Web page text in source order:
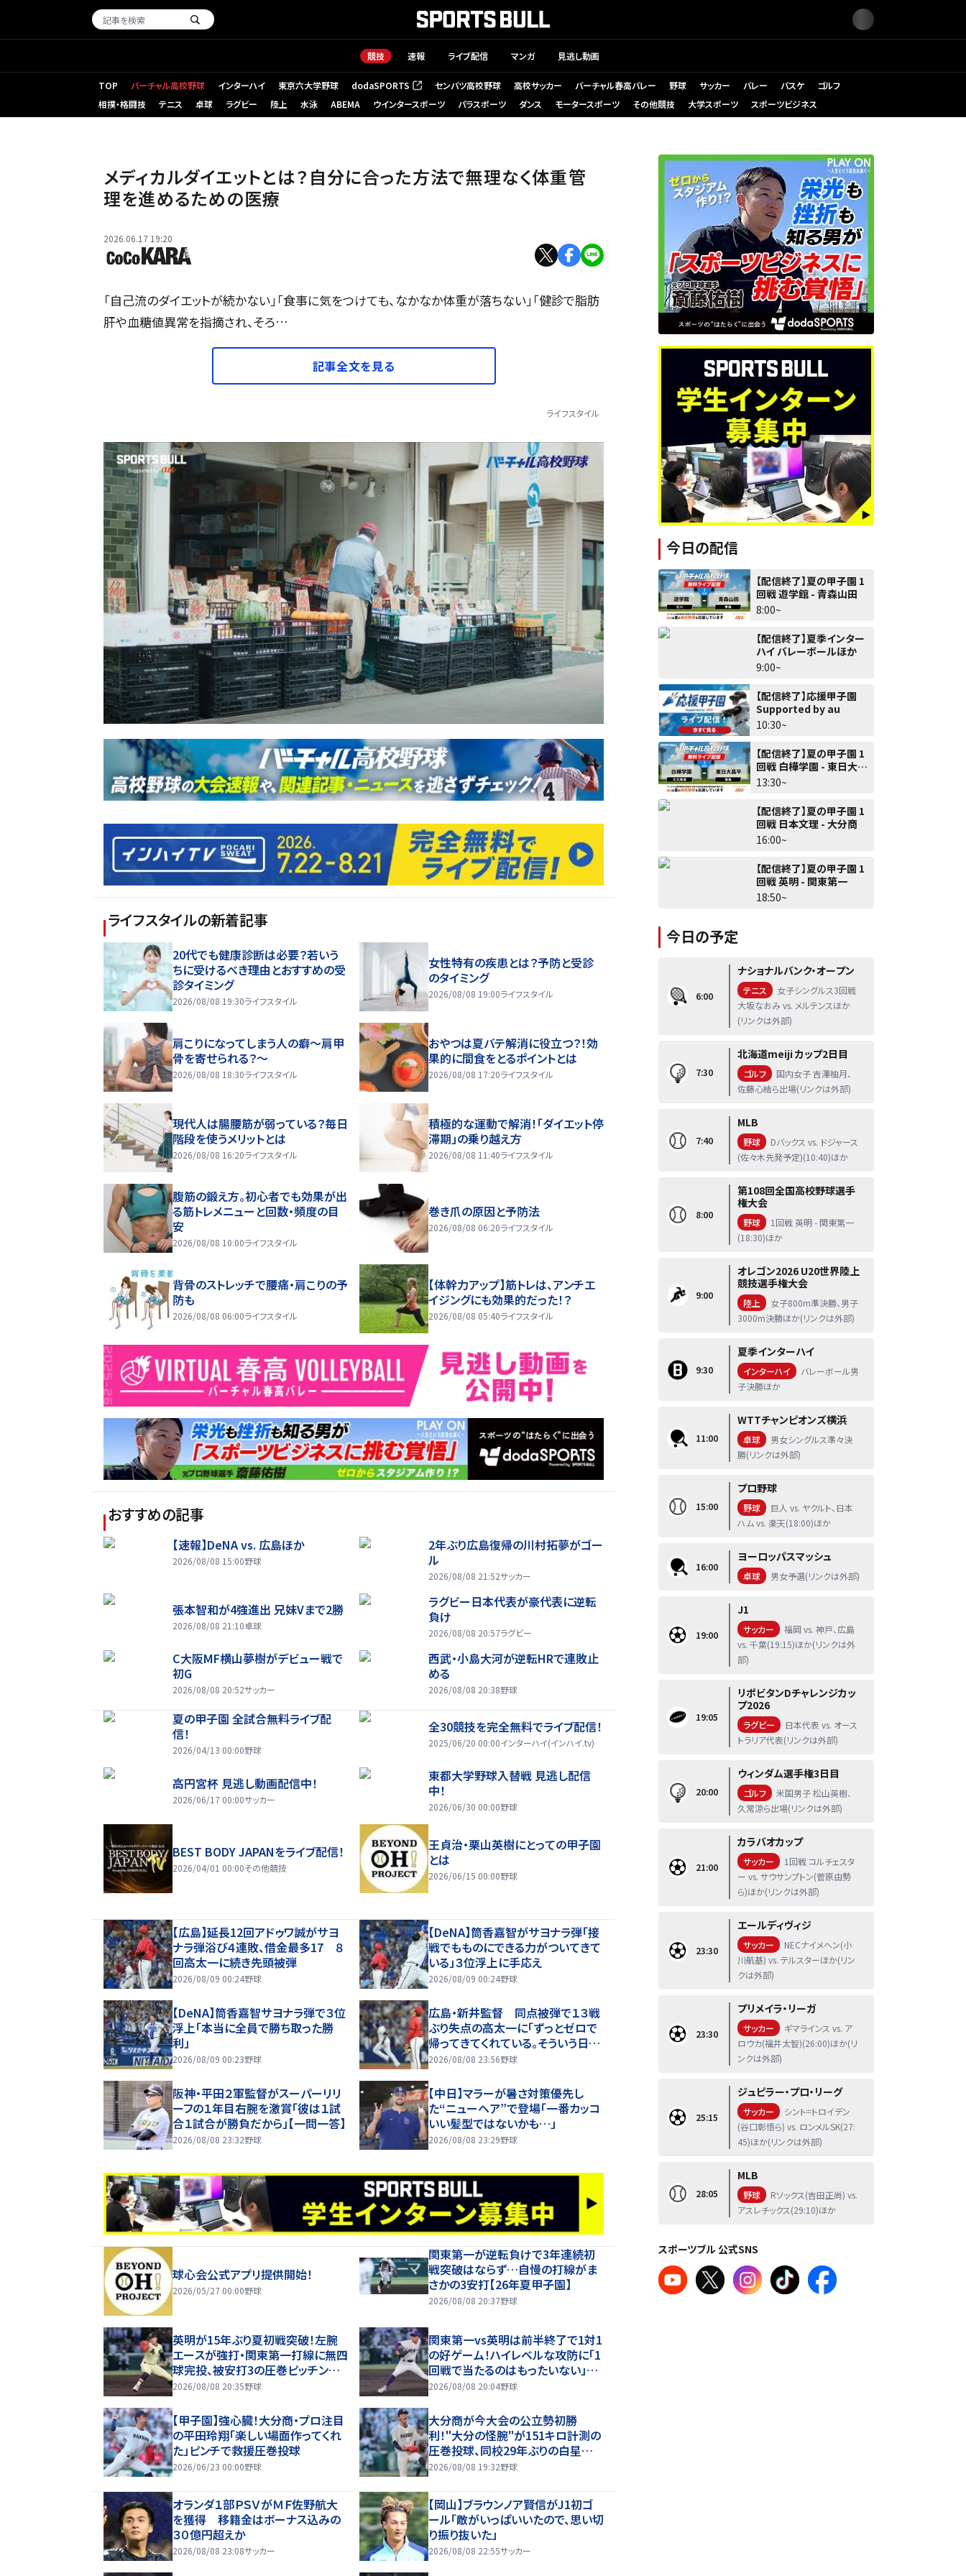
競技 速報 ライブ配信 マンガ 見逃し動画
TOP バーチャル高校野球 インターハイ 東京六大学野球 dodaSPORTS
（新しいタブで開く） センバツ高校野球 高校サッカー バーチャル春高バレー 野球 サッカー バレー バスケ
ゴルフ
相撲・格闘技
テニス 卓球 ラグビー 陸上 水泳 ABEMA ウインタースポーツ パラスポーツ ダンス モータースポーツ その他競技 大学スポーツ スポーツビジネス
メディカルダイエットとは？自分に合った方法で無理なく体重管
理を進めるための医療
2026.06.17 19:20
「自己流のダイエットが続かない」「食事に気をつけても、なかなか体重が落ちない」「健診で脂肪
肝や血糖値異常を指摘され、そろ…
記事全文を見る
ライフスタイル
ライフスタイルの新着記事
20代でも健康診断は必要？若いう
ちに受けるべき理由とおすすめの受
診タイミング
2026/08/08 19:30ライフスタイル
女性特有の疾患とは？予防と受診
のタイミング
2026/08/08 19:00ライフスタイル
肩こりになってしまう人の癖～肩甲
骨を寄せられる？～
2026/08/08 18:30ライフスタイル
おやつは夏バテ解消に役立つ？！効
果的に間食をとるポイントとは
2026/08/08 17:20ライフスタイル
現代人は腸腰筋が弱っている？毎日
階段を使うメリットとは
2026/08/08 16:20ライフスタイル
積極的な運動で解消！「ダイエット停
滞期」の乗り越え方
2026/08/08 11:40ライフスタイル
腹筋の鍛え方。初心者でも効果が出
る筋トレメニューと回数・頻度の目
安
2026/08/08 10:00ライフスタイル
巻き爪の原因と予防法
2026/08/08 06:20ライフスタイル
背骨のストレッチで腰痛・肩こりの予
防も
2026/08/08 06:00ライフスタイル
【体幹力アップ】筋トレは、アンチエ
イジングにも効果的だった！？
2026/08/08 05:40ライフスタイル
おすすめの記事
【速報】DeNA vs. 広島ほか
2026/08/08 15:00野球
2年ぶり広島復帰の川村拓夢がゴー
ル
2026/08/08 21:52サッカー
張本智和が4強進出 兄妹Vまで2勝
2026/08/08 21:10卓球
ラグビー日本代表が豪代表に逆転
負け
2026/08/08 20:57ラグビー
C大阪MF横山夢樹がデビュー戦で
初G
2026/08/08 20:52サッカー
西武・小島大河が逆転HRで連敗止
める
2026/08/08 20:38野球
夏の甲子園 全試合無料ライブ配
信！
2026/04/13 00:00野球
全30競技を完全無料でライブ配信！
2025/06/20 00:00インターハイ(インハイ.tv)
高円宮杯 見逃し動画配信中！
2026/06/17 00:00サッカー
東都大学野球入替戦 見逃し配信
中！
2026/06/30 00:00野球
BEST BODY JAPANをライブ配信！
2026/04/01 00:00その他競技
王貞治・栗山英樹にとっての甲子園
とは
2026/06/15 00:00野球
【広島】延長12回アドゥワ誠がサヨ
ナラ弾浴び４連敗、借金最多17 ８
回高太一に続き先頭被弾
2026/08/09 00:24野球
【DeNA】筒香嘉智がサヨナラ弾「接
戦でもものにできる力がついてきて
いる」３位浮上に手応え
2026/08/09 00:24野球
【DeNA】筒香嘉智サヨナラ弾で３位
浮上「本当に全員で勝ち取った勝
利」
2026/08/09 00:23野球
広島・新井監督 同点被弾で１３戦
ぶり失点の高太一に「ずっとゼロで
帰ってきてくれている。そういう日も
ある」チームは延長十二回に今季８
2026/08/08 23:56野球
阪神・平田２軍監督がスーパーリリ
ーフの１年目右腕を激賞「彼は１試
合１試合が勝負だから」【一問一答】
2026/08/08 23:32野球
【中日】マラーが暑さ対策優先し
た“ニューヘア”で登場「一番カッコ
いい髪型ではないかも…」
2026/08/08 23:29野球
球心会公式アプリ提供開始！
2026/05/27 00:00野球
関東第一が逆転負けで3年連続初
戦突破はならず…自慢の打線がま
さかの3安打【26年夏甲子園】
2026/08/08 20:37野球
英明が15年ぶり夏初戦突破！左腕
エースが強打・関東第一打線に無四
球完投、被安打3の圧巻ピッチング
【26年夏甲子園】
2026/08/08 20:35野球
関東第一vs英明は前半終了で1対1
の好ゲーム！ハイレベルな攻防に「1
回戦で当たるのはもったいない」と
ファン感嘆
2026/08/08 20:04野球
【甲子園】強心臓！大分商・プロ注目
の平田玲翔「楽しい場面作ってくれ
た」ピンチで救援圧巻投球
2026/06/23 00:00野球
大分商が今大会の公立勢初勝
利！"大分の怪腕"が151キロ計測の
圧巻投球、同校29年ぶりの白星呼び
込む【26年夏甲子園】
2026/08/08 19:32野球
オランダ１部ＰＳＶがＭＦ佐野航大
を獲得 移籍金はボーナス込みの
３０億円超えか
2026/08/08 23:08サッカー
【岡山】ブラウンノア賢信がJ1初ゴ
ール「敵がいっぱいいたので、思い切
り振り抜いた」
2026/08/08 22:55サッカー
今日の配信
【配信終了】夏の甲子園 1
回戦 遊学館 - 青森山田
8:00~
【配信終了】夏季インター
ハイ バレーボールほか
9:00~
【配信終了】応援甲子園
Supported by au
10:30~
【配信終了】夏の甲子園 1
回戦 白樺学園 - 東日大昌
平
13:30~
【配信終了】夏の甲子園 1
回戦 日本文理 - 大分商
16:00~
【配信終了】夏の甲子園 1
回戦 英明 - 関東第一
18:50~
今日の予定
6:00
ナショナルバンク・オープン
テニス
女子シングルス3回戦
大坂なおみ vs. メルテンスほか
(リンクは外部)
7:30
北海道meiji カップ2日目
ゴルフ
国内女子 吉澤柚月、
佐藤心結ら出場(リンクは外部)
7:40
MLB
野球
Dバックス vs. ドジャース
(佐々木先発予定)(10:40)ほか
8:00
第108回全国高校野球選手
権大会
野球
1回戦 英明 - 関東第一
(18:30)ほか
9:00
オレゴン2026 U20世界陸上
競技選手権大会
陸上
女子800m準決勝、男子
3000m決勝ほか(リンクは外部)
9:30
夏季インターハイ
インターハイ
バレーボール男
子決勝ほか
11:00
WTTチャンピオンズ横浜
卓球
男女シングルス準々決
勝(リンクは外部)
15:00
プロ野球
野球
巨人 vs. ヤクルト、日本
ハム vs. 楽天(18:00)ほか
16:00
ヨーロッパスマッシュ
卓球 男女予選(リンクは外部)
19:00
J1
サッカー
福岡 vs. 神戸、広島
vs. 千葉(19:15)ほか(リンクは外
部)
19:05
リポビタンDチャレンジカッ
プ2026
ラグビー
日本代表 vs. オース
トラリア代表(リンクは外部)
20:00
ウィンダム選手権3日目
ゴルフ
米国男子 松山英樹、
久常涼ら出場(リンクは外部)
21:00
カラバオカップ
サッカー
1回戦 コルチェスタ
ー vs. サウサンプトン(菅原由勢
ら)ほか(リンクは外部)
23:30
エールディヴィジ
サッカー
NECナイメヘン(小
川航基) vs. テルスターほか(リン
クは外部)
23:30
プリメイラ・リーガ
サッカー
ギマラインス vs. ア
ロウカ(福井太智)(26:00)ほか(リ
ンクは外部)
25:15
ジュピラー・プロ・リーグ
サッカー
シント=トロイデン
(谷口彰悟ら) vs. ロンメルSK(27:
45)ほか(リンクは外部)
28:05
MLB
野球
Rソックス(吉田正尚) vs.
アスレチックス(29:10)ほか
スポーツブル 公式SNS